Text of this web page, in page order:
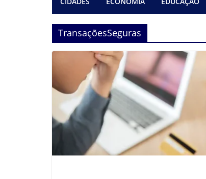
TransaçõesSeguras